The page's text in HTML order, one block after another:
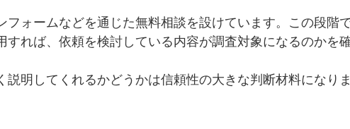
ォームなどを通じた無料相談を設けています。この段階
れば、依頼を検討している内容が調査対象になるのかを
明してくれるかどうかは信頼性の大きな判断材料になり